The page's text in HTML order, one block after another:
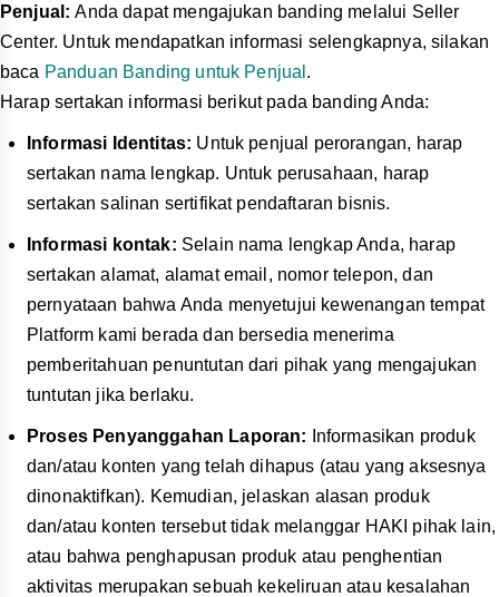
Penjual:Anda dapat mengajukan banding melalui Seller
Center. Untuk mendapatkan informasi selengkapnya, silakan
baca Panduan Banding untuk Penjual .
Harap sertakan informasi berikut pada banding Anda:
Informasi Identitas: Untuk penjual perorangan, harap
sertakan nama lengkap. Untuk perusahaan, harap
sertakan salinan sertifikat pendaftaran bisnis.
Informasi kontak: Selain nama lengkap Anda, harap
sertakan alamat, alamat email, nomor telepon, dan
pernyataan bahwa Anda menyetujui kewenangan tempat
Platform kami berada dan bersedia menerima
pemberitahuan penuntutan dari pihak yang mengajukan
tuntutan jika berlaku.
Proses Penyanggahan Laporan: Informasikan produk
dan/atau konten yang telah dihapus (atau yang aksesnya
dinonaktifkan). Kemudian, jelaskan alasan produk
dan/atau konten tersebut tidak melanggar HAKI pihak lain,
atau bahwa penghapusan produk atau penghentian
aktivitas merupakan sebuah kekeliruan atau kesalahan